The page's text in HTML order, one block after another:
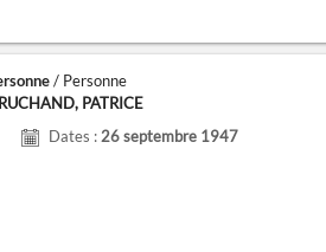
/ Personne
RUCHAND, PATRICE
Dates : 26 septembre 1947